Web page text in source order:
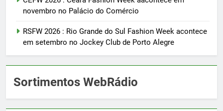
novembro no Palácio do Comércio
RSFW 2026 : Rio Grande do Sul Fashion Week acontece
em setembro no Jockey Club de Porto Alegre
Sortimentos WebRádio